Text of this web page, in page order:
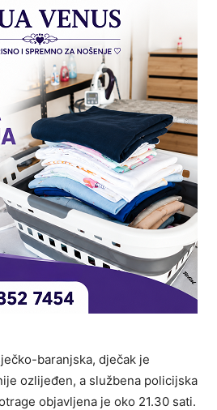
baranjska, dječak je
ozlijeđen, a službena policijska
objavljena je oko 21.30 sati.